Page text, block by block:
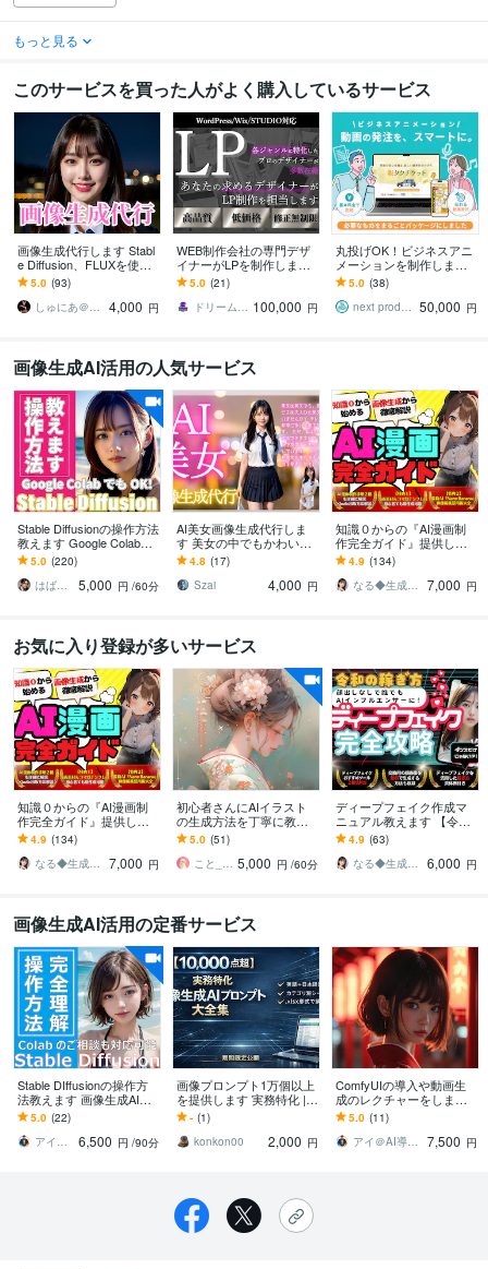
もっと見る
このサービスを買った人がよく購入しているサービス
画像生成代行します Stabl
e Diffusion、FLUXを使用
した画像生成
5.0 (93)
しゅにあ＠生成AIならお任せください
4,000 円
WEB制作会社の専門デザ
イナーがLPを制作します
ツールのジャンルを問わ
ずLP制作なら弊社にお任
せください！
5.0 (21)
ドリーム＠WEB制作会社 100,000 円
丸投げOK！ビジネスアニ
メーションを制作します
オプションなしで分かり
やすい！動画の発注をス
マートに！
5.0 (38)
next production 50,000 円
画像生成AI活用の人気サービス
Stable Diffusionの操作方法
教えます Google Colabで
もロカール環境でもOKで
す！
5.0 (220)
はばねろスタジオ
5,000 円 /60分
AI美女画像生成代行しま
す 美女の中でもかわいい
系の美女作成を得意とし
ます！
4.8 (17)
Szai
4,000 円
知識０からの『AI漫画制
作完全ガイド』提供しま
す ✅【素材集・テンプレ
付】初心者でもAI漫画家
になれる攻略本
4.9 (134)
なる◆生成AI活用サポート
7,000 円
お気に入り登録が多いサービス
知識０からの『AI漫画制
作完全ガイド』提供しま
す ✅【素材集・テンプレ
付】初心者でもAI漫画家
になれる攻略本
4.9 (134)
なる◆生成AI活用サポート
7,000 円
初心者さんにAIイラスト
の生成方法を丁寧に教え
ます canvaやMidjourneyの
使い方等、ご希望伺いま
す
5.0 (51)
こと_AIイラストレーター 5,000 円 /60分
ディープフェイク作成マ
ニュアル教えます 【令和
のAI活用】顔出しなしで
誰でもAIインフルエンサ
ーに
4.9 (63)
なる◆生成AI活用サポート
6,000 円
画像生成AI活用の定番サービス
Stable DIffusionの操作方
法教えます 画像生成AI、
はじめの一歩を全力でサ
ポート！
5.0 (22)
アイ＠AI導入サポート
6,500 円 /90分
画像プロンプト1万個以上
を提供します 実務特化 |
英日対応・Excel整理済み
- (1)
konkon00
2,000 円
ComfyUIの導入や動画生
成のレクチャーをします
FLUX2や動画生成のWAN
2.2、LTXもレクチャー可
能！
5.0 (11)
アイ＠AI導入サポート
7,500 円